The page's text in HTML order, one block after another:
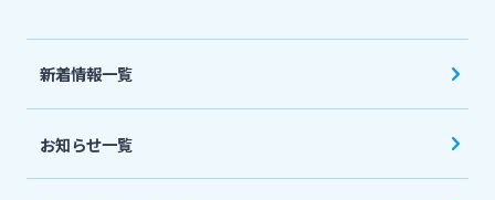
株主・投資家の皆さま
新着情報一覧
お知らせ一覧